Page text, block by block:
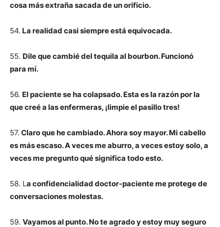
cosa más extraña sacada de un orificio.
54. La realidad casi siempre está equivocada.
55. Dile que cambié del tequila al bourbon. Funcionó
para mí.
56. El paciente se ha colapsado. Esta es la razón por la
que creé a las enfermeras, ¡limpie el pasillo tres!
57. Claro que he cambiado. Ahora soy mayor. Mi cabello
es más escaso. A veces me aburro, a veces estoy solo, a
veces me pregunto qué significa todo esto.
58. La confidencialidad doctor-paciente me protege de
conversaciones molestas.
59. Vayamos al punto. No te agrado y estoy muy seguro